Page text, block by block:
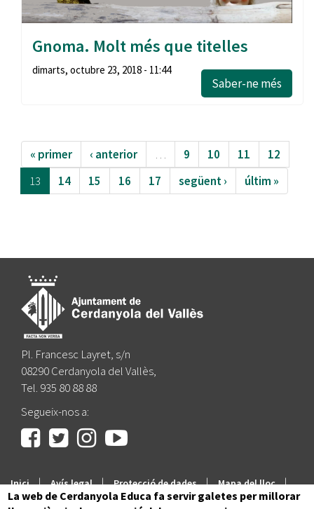
Gnoma. Molt més que titelles
dimarts, octubre 23, 2018 - 11:44
Saber-ne més
« primer ‹ anterior … 9 10 11
12
13
14 15 16 17 següent › últim »
Pl. Francesc Layret, s/n
08290 Cerdanyola del Vallès,
Tel. 935 80 88 88
Segueix-nos a:
Inici | Avís legal | Protecció de dades | Mapa del lloc |
Accessibilitat
La web de Cerdanyola Educa fa servir galetes per millorar